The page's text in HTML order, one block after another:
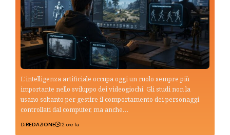
L'intelligenza artificiale occupa oggi un ruolo sempre più
importante nello sviluppo dei videogiochi. Gli studi non la
usano soltanto per gestire il comportamento dei personaggi
controllati dal computer, ma anche…
DiREDAZIONE 12 ore fa